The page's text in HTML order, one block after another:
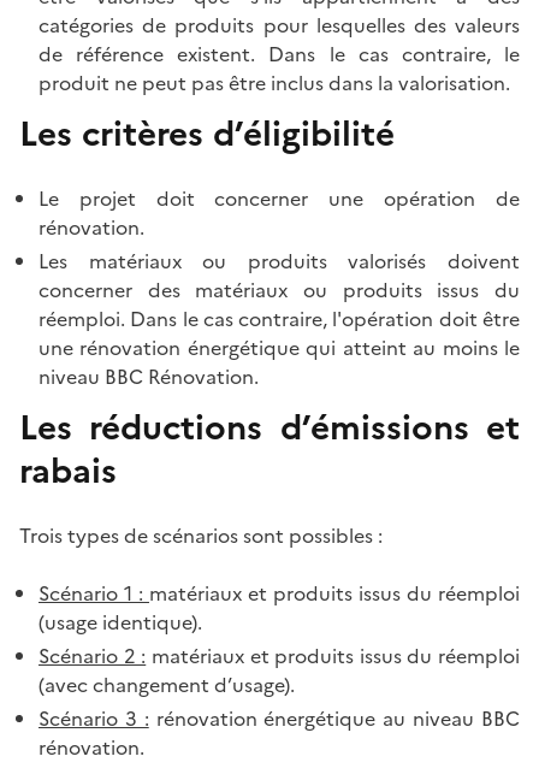
catégories de produits pour lesquelles des valeurs
de référence existent. Dans le cas contraire, le
produit ne peut pas être inclus dans la valorisation.
Les critères d’éligibilité
Le projet doit concerner une opération de
rénovation.
Les matériaux ou produits valorisés doivent
concerner des matériaux ou produits issus du
réemploi. Dans le cas contraire, l'opération doit être
une rénovation énergétique qui atteint au moins le
niveau BBC Rénovation.
Les réductions d’émissions et
rabais
Trois types de scénarios sont possibles :
Scénario 1 : matériaux et produits issus du réemploi
(usage identique).
Scénario 2 : matériaux et produits issus du réemploi
(avec changement d’usage).
Scénario 3 : rénovation énergétique au niveau BBC
rénovation.